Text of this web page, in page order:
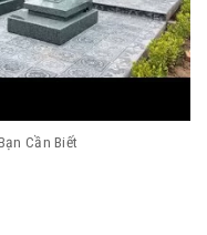
Cần Biết